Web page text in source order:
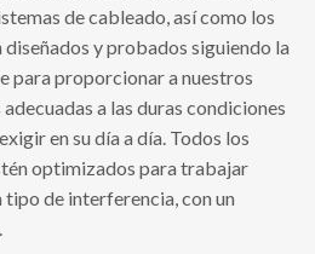
de cableado, así como los
y probados siguiendo la
para proporcionar a nuestros
a las duras condiciones
en su día a día. Todos los
optimizados para trabajar
de interferencia, con un